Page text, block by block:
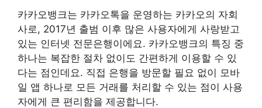
카카오뱅크는 카카오톡을 운영하는 카카오의 자회
사로, 2017년 출범 이후 많은 사용자에게 사랑받고
있는 인터넷 전문은행이에요. 카카오뱅크의 특징 중
하나는 복잡한 절차 없이도 간편하게 이용할 수 있
다는 점인데요. 직접 은행을 방문할 필요 없이 모바
일 앱 하나로 모든 거래를 처리할 수 있는 점이 사용
자에게 큰 편리함을 제공합니다.